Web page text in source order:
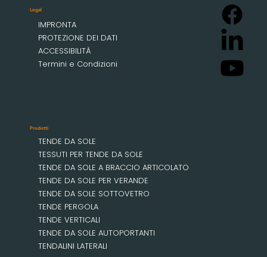
Prodotti
TENDE DA SOLE
TESSUTI PER TENDE DA SOLE
TENDE DA SOLE A BRACCIO ARTICOLATO
TENDE DA SOLE PER VERANDE
TENDE DA SOLE SOTTOVETRO
TENDE PERGOLA
TENDE VERTICALI
TENDE DA SOLE AUTOPORTANTI
TENDALINI LATERALI
Legal
IMPRONTA
PROTEZIONE DEI DATI
ACCESSIBILITÀ
Termini e Condizioni